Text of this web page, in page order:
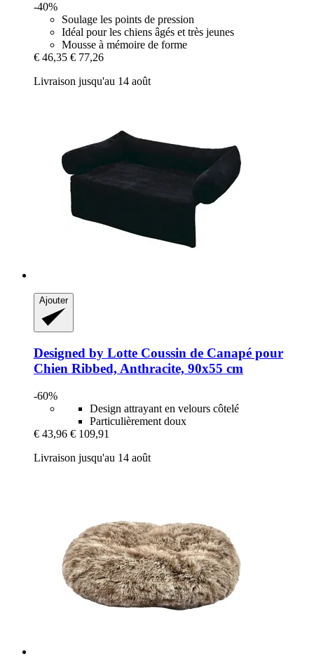
-40%
Soulage les points de pression
Idéal pour les chiens âgés et très jeunes
Mousse à mémoire de forme
€ 46,35 € 77,26
Livraison jusqu'au 14 août
Ajouter
Designed by Lotte Coussin de Canapé pour
Chien Ribbed, Anthracite, 90x55 cm
-60%
Design attrayant en velours côtelé
Particulièrement doux
€ 43,96 € 109,91
Livraison jusqu'au 14 août